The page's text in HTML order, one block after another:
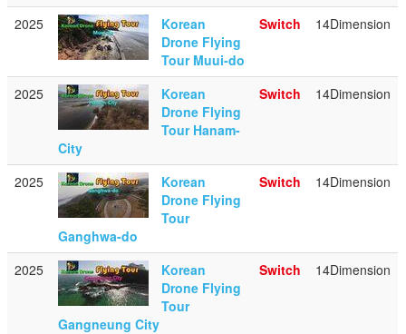
2025
Korean
Drone Flying
Tour Muui-do
Switch 14Dimension
2025
Korean
Drone Flying
Tour Hanam-
City
Switch 14Dimension
2025
Korean
Drone Flying
Tour
Ganghwa-do
Switch 14Dimension
2025
Korean
Drone Flying
Tour
Gangneung City
Switch 14Dimension